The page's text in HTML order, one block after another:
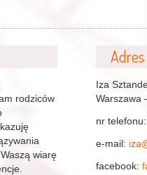
rodziców
wiarę
Adres
Iza
Warszawa
nr
e-mail:
facebook: